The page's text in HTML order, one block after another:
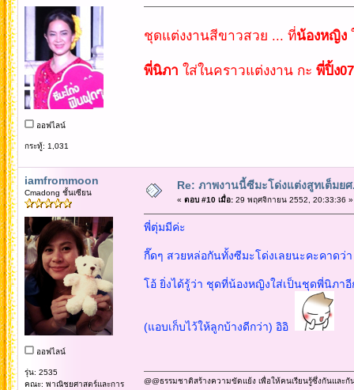
ออฟไลน์
กระทู้: 1,031
ชุดแต่งงานสีขาวสวย ... ที่น้องหญิง
พี่นิภา ใส่ในคราวแต่งงาน กะ พี่ปิ้ง07
iamfrommoon
Cmadong ชั้นเซียน
ออฟไลน์
รุ่น: 2535
คณะ: พาณิชยศาสตร์และการ
Re: ภาพงานนี้ซีมะโด่งแต่งสูทเต็มย
« ตอบ #10 เมื่อ:29 พฤศจิกายน 2552, 20:33:36 »
พี่ตุ่มมีค่ะ
กี๊ดๆ สวยหล่อกันทั้งซีมะโด่งเลยนะคะคาดว่
โอ้ ยิ่งได้รู้ว่า ชุดที่น้องหญิงใส่เป็นชุดพี่นิภาอี
(แอบเก็บไว้ให้ลูกบ้างดีกว่า) อิอิ
@@ธรรมชาติสร้างความขัดแย้ง เพื่อให้คนเรียนรู้ซึ่งกันและกั